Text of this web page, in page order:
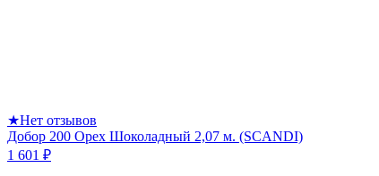
★Нет отзывов
Добор 200 Орех Шоколадный 2,07 м. (SCANDI)
1 601 ₽